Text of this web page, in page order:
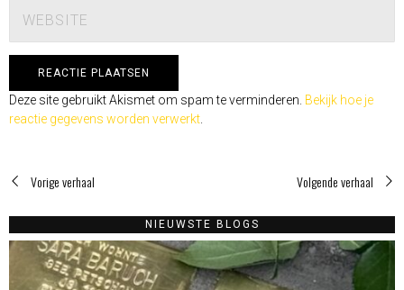
Deze site gebruikt Akismet om spam te verminderen. Bekijk hoe je
reactie gegevens worden verwerkt
Vorige verhaal Volgende verhaal
NIEUWSTE BLOGS